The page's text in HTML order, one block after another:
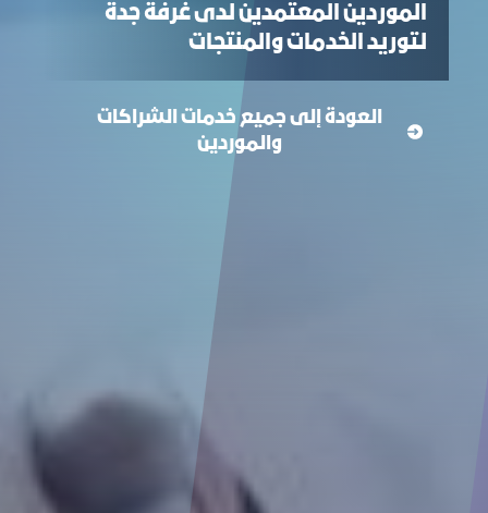
الموردين المعتمدين لدى غرفة جدة
لتوريد الخدمات والمنتجات
العودة إلى جميع خدمات الشراكات
والموردين